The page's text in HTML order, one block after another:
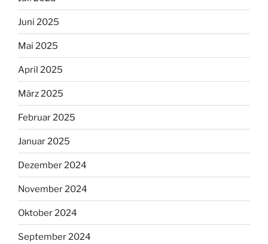
Juni 2025
Mai 2025
April 2025
März 2025
Februar 2025
Januar 2025
Dezember 2024
November 2024
Oktober 2024
September 2024